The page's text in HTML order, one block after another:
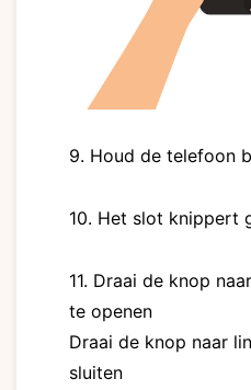
9. Houd de telefoon
10. Het slot knippert
11. Draai de knop
te openen
Draai de knop naar
sluiten